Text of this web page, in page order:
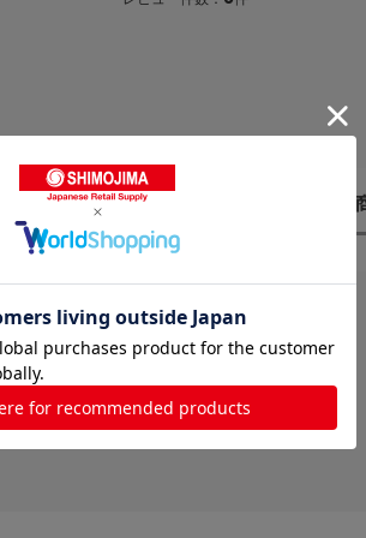
レビューはありません。